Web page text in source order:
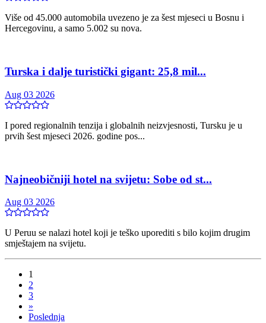
Više od 45.000 automobila uvezeno je za šest mjeseci u Bosnu i
Hercegovinu, a samo 5.002 su nova.
Turska i dalje turistički gigant: 25,8 mil...
Aug 03 2026
I pored regionalnih tenzija i globalnih neizvjesnosti, Tursku je u
prvih šest mjeseci 2026. godine pos...
Najneobičniji hotel na svijetu: Sobe od st...
Aug 03 2026
U Peruu se nalazi hotel koji je teško uporediti s bilo kojim drugim
smještajem na svijetu.
1
2
3
»
Poslednja